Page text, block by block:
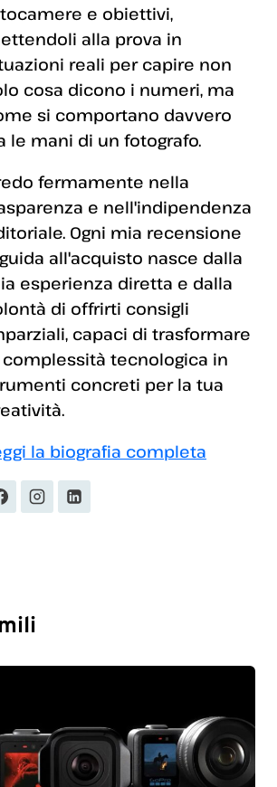
e obiettivi,
alla prova in
reali per capire non
cosa dicono i numeri, ma
si comportano davvero
le mani di un fotografo.
fermamente nella
e nell'indipendenza
Ogni mia recensione
all'acquisto nasce dalla
esperienza diretta e dalla
di offrirti consigli
capaci di trasformare
complessità tecnologica in
concreti per la tua
la biografia completa